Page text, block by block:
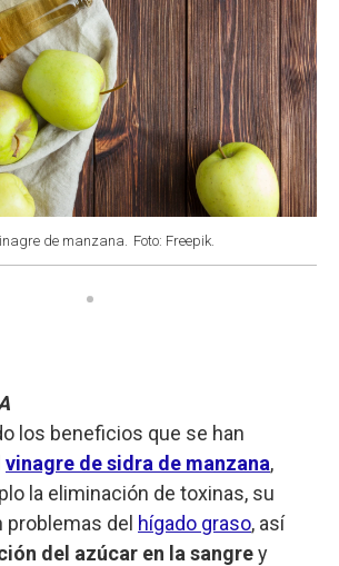
de manzana. Foto: Freepik.
los beneficios que se han
vinagre de sidra de manzana,
la eliminación de toxinas, su
del hígado graso, así
del azúcar en la sangrey